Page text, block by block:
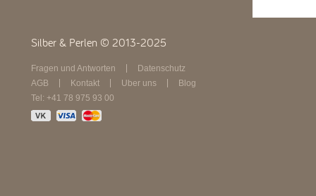
Silber & Perlen © 2013-2025
Fragen und Antworten
Datenschutz
AGB
Kontakt Über uns
Blog
Tel: +41 78 975 93 00